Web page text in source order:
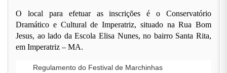
O local para efetuar as inscrições é o Conservatório
Dramático e Cultural de Imperatriz, situado na Rua Bom
Jesus, ao lado da Escola Elisa Nunes, no bairro Santa Rita,
em Imperatriz – MA.
Regulamento do Festival de Marchinhas